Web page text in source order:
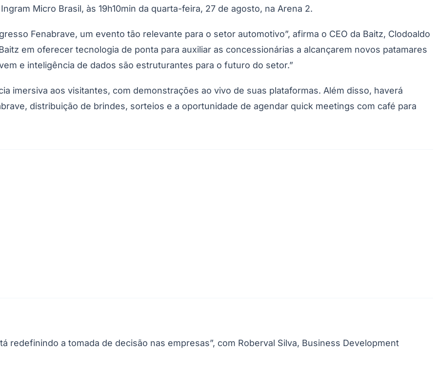
Micro Brasil, às 19h10min da quarta-feira, 27 de agosto, na Arena 2.
Fenabrave, um evento tão relevante para o setor automotivo”, afirma o CEO da Baitz, Clodoaldo
em oferecer tecnologia de ponta para auxiliar as concessionárias a alcançarem novos patamares
e inteligência de dados são estruturantes para o futuro do setor.”
imersiva aos visitantes, com demonstrações ao vivo de suas plataformas. Além disso, haverá
distribuição de brindes, sorteios e a oportunidade de agendar quick meetings com café para
redefinindo a tomada de decisão nas empresas”, com Roberval Silva, Business Development